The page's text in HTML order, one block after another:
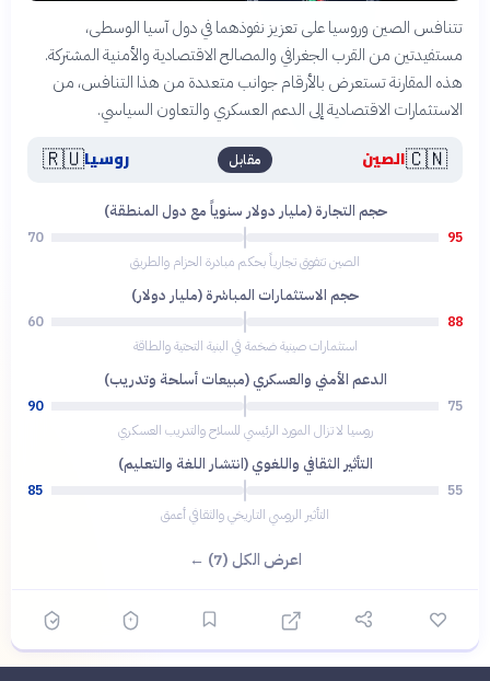
تتنافس الصين وروسيا على تعزيز نفوذهما في دول آسيا الوسطى،
مستفيدتين من القرب الجغرافي والمصالح الاقتصادية والأمنية المشتركة.
هذه المقارنة تستعرض بالأرقام جوانب متعددة من هذا التنافس، من
الاستثمارات الاقتصادية إلى الدعم العسكري والتعاون السياسي.
🇨🇳الصين مقابل روسيا🇷🇺
حجم التجارة (مليار دولار سنوياً مع دول المنطقة)
95
70
الصين تتفوق تجارياً بحكم مبادرة الحزام والطريق
حجم الاستثمارات المباشرة (مليار دولار)
88
60
استثمارات صينية ضخمة في البنية التحتية والطاقة
الدعم الأمني والعسكري (مبيعات أسلحة وتدريب)
75
90
روسيا لا تزال المورد الرئيسي للسلاح والتدريب العسكري
التأثير الثقافي واللغوي (انتشار اللغة والتعليم)
55
85
التأثير الروسي التاريخي والثقافي أعمق
اعرض الكل (7) ←